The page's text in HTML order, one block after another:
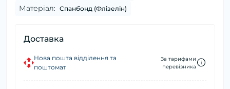
Матеріал: Спанбонд (Флізелін)
Доставка
Нова пошта відділення та
поштомат
За тарифами
перевізника